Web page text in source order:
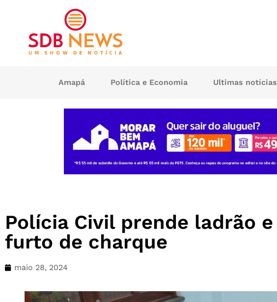
Amapá Política e Economia Ultimas notícias
Polícia Civil prende ladrão
furto de charque
maio 28, 2024